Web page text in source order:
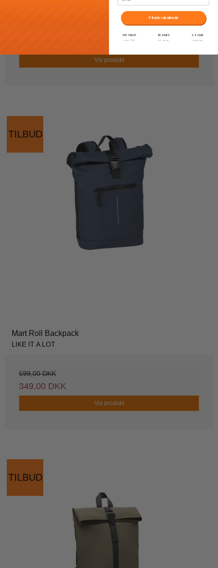
Vis produkt
TILBUD
Mart Roll Backpack
LIKE IT A LOT
699,00 DKK
349,00 DKK
Vis produkt
TILBUD
Få min rabatkode
FRI FRAGT
over 399
30 DAGES
fri retur
1–3 DAGE
levering